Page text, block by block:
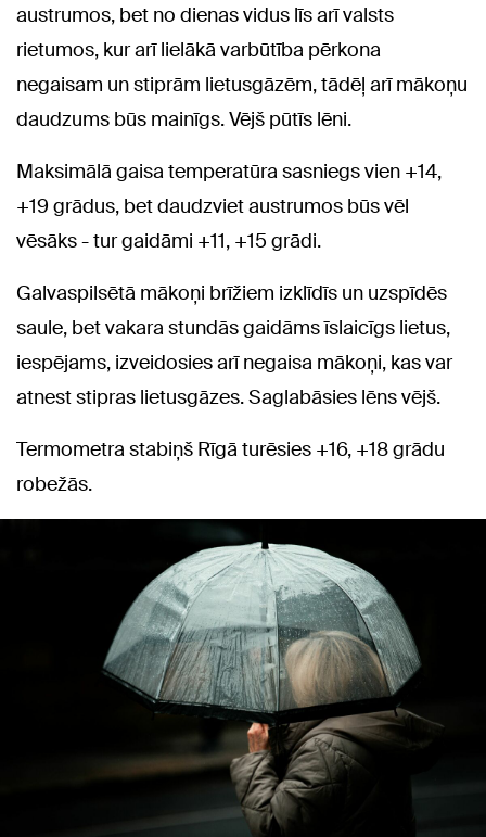
austrumos, bet no dienas vidus līs arī valsts
rietumos, kur arī lielākā varbūtība pērkona
negaisam un stiprām lietusgāzēm, tādēļ arī mākoņu
daudzums būs mainīgs. Vējš pūtīs lēni.
Maksimālā gaisa temperatūra sasniegs vien +14,
+19 grādus, bet daudzviet austrumos būs vēl
vēsāks - tur gaidāmi +11, +15 grādi.
Galvaspilsētā mākoņi brīžiem izklīdīs un uzspīdēs
saule, bet vakara stundās gaidāms īslaicīgs lietus,
iespējams, izveidosies arī negaisa mākoņi, kas var
atnest stipras lietusgāzes. Saglabāsies lēns vējš.
Termometra stabiņš Rīgā turēsies +16, +18 grādu
robežās.